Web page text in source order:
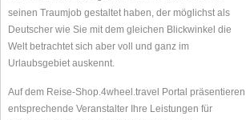
seinen Traumjob gestaltet haben, der möglichst als
Deutscher wie Sie mit dem gleichen Blickwinkel die
Welt betrachtet sich aber voll und ganz im
Urlaubsgebiet auskennt.
Auf dem Reise-Shop.4wheel.travel Portal präsentieren
entsprechende Veranstalter Ihre Leistungen für